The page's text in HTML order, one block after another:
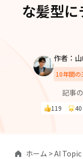
な髪型
作者：
10年間の
記事
119 40
ホーム >AI Topic